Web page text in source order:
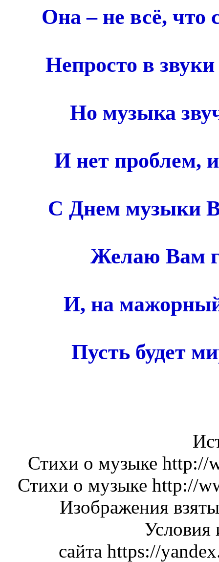
Она – не всё,
Непросто в
Но музыка
И нет проблем,
С Днем музыки
Желаю Вам
И, на
Пусть будет
Стихи о музыке
Стихи о музыке http://
Изображения
Условия
сайта https://